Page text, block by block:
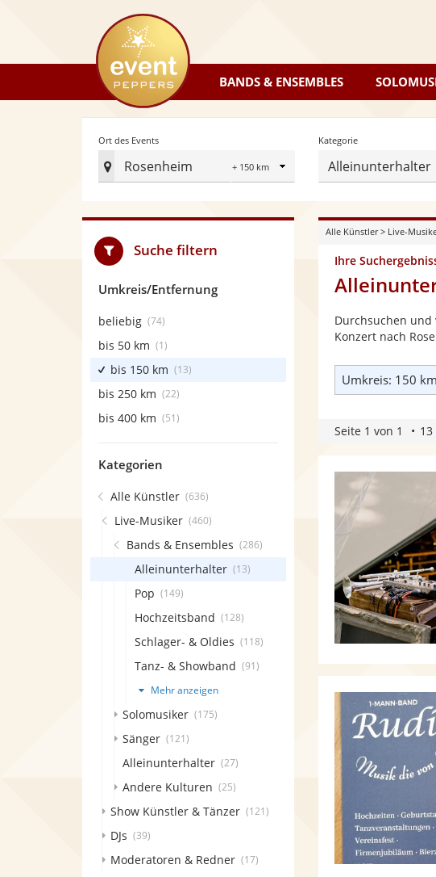
eventpeppers
BANDS & ENSEMBLES
Ort des Events
Rosenheim
Radius
Ort
Events
festlegen
Kategorie
Alleinunterhalter
Alle Künstler> Live-
Ihre
Durchsuchen und
Konzert nach
Umkreis: 150 km
Seite 1 von 1
Suche filtern
Umkreis/Entfernung
beliebig (74)
bis 50 km (1)
bis 150 km (13)
bis 250 km (22)
bis 400 km (51)
Kategorien
Alle Künstler (636)
Live-Musiker (460)
Bands & Ensembles (286)
Alleinunterhalter (13)
Pop (149)
Hochzeitsband (128)
Schlager- & Oldies (118)
Tanz- & Showband (91)
Mehr anzeigen
Solomusiker (175)
Sänger (121)
Alleinunterhalter (27)
Andere Kulturen (25)
Show Künstler & Tänzer (121)
DJs (39)
Moderatoren & Redner (17)